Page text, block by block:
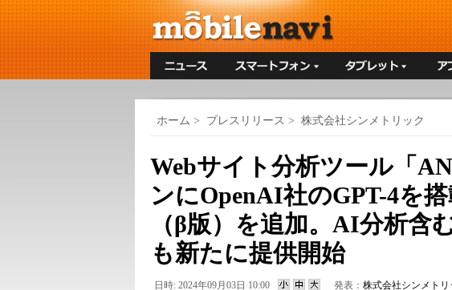
ホーム > プレスリリース > 株式会社シンメトリック
Webサイト分析ツール「
ンにOpenAI社のGPT-4を
（β版）を追加。AI分析含
も新たに提供開始
日時: 2024年09月03日 10:00 発表： 株式会社シンメトリ